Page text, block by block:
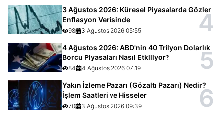
3 Ağustos 2026: Küresel Piyasalarda Gözler
Enflasyon Verisinde
98 3 Ağustos 2026 05:55 4
4 Ağustos 2026: ABD'nin 40 Trilyon Dolarlık
Borcu Piyasaları Nasıl Etkiliyor?
84 4 Ağustos 2026 07:19 5
Yakın İzleme Pazarı (Gözaltı Pazarı) Nedir?
İşlem Saatleri ve Hisseler
70 3 Ağustos 2026 09:39 6